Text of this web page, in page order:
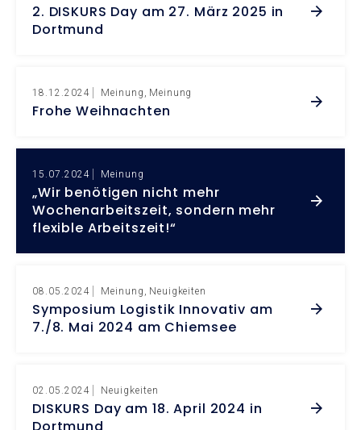
2. DISKURS Day am 27. März 2025 in
Dortmund
18.12.2024 Meinung Meinung
Frohe Weihnachten
15.07.2024 Meinung
„Wir benötigen nicht mehr
Wochenarbeitszeit, sondern mehr
flexible Arbeitszeit!“
08.05.2024 Meinung Neuigkeiten
Symposium Logistik Innovativ am
7./8. Mai 2024 am Chiemsee
02.05.2024 Neuigkeiten
DISKURS Day am 18. April 2024 in
Dortmund